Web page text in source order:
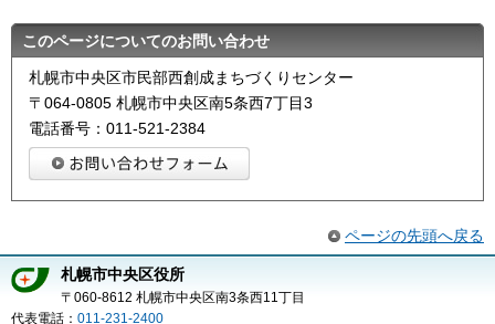
このページについてのお問い合わせ
札幌市中央区市民部西創成まちづくりセンター
〒064-0805 札幌市中央区南5条西7丁目3
電話番号：011-521-2384
ページの先頭へ戻る
札幌市中央区役所
〒060-8612 札幌市中央区南3条西11丁目
代表電話： 011-231-2400